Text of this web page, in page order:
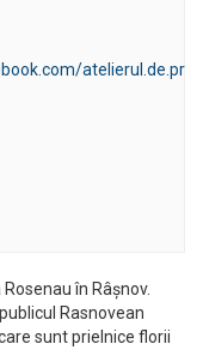
în Râșnov.
Rasnovean
sunt prielnice florii